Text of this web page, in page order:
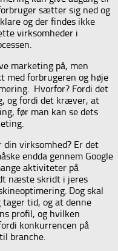
sætter sig ned og
og der findes ikke
virksomheder i
marketing på, men
med forbrugeren og høje
Hvorfor? Fordi det
og fordi det kræver, at
før man kan se dets
virksomhed? Er det
endda gennem Google
aktiviteter på
næste skridt i jeres
Dog skal
tid, og at denne
profil, og hvilken
konkurrencen på
branche.